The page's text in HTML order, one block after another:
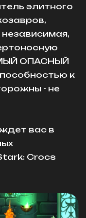
элитного
ОПАСНЫЙ
к
- не
вас в
Crocs